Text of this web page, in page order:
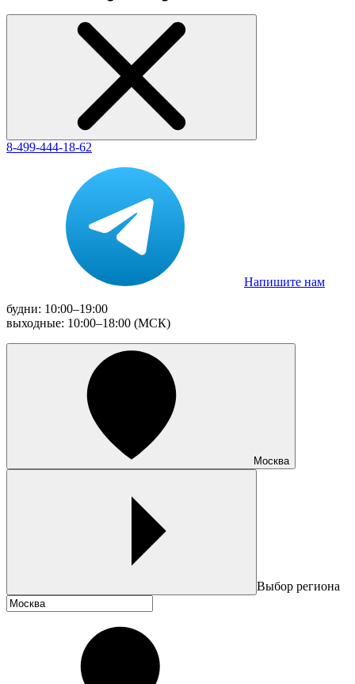
8-499-444-18-62
Напишите нам
будни: 10:00–19:00
выходные: 10:00–18:00 (МСК)
Москва
Выбор региона